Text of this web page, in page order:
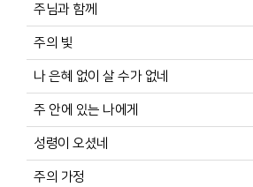
주님과 함께
주의 빛
나 은혜 없이 살 수가 없네
주 안에 있는 나에게
성령이 오셨네
주의 가정